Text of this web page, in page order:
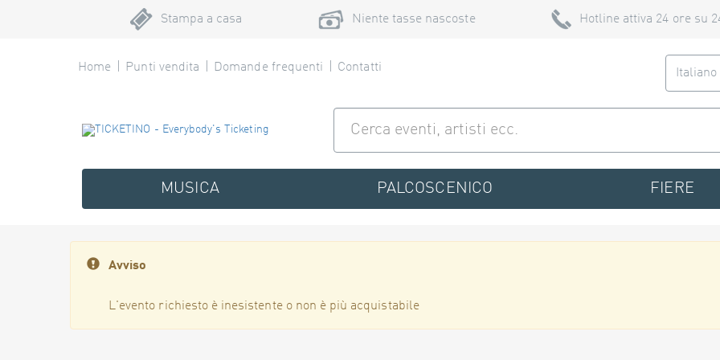
Stampa a casa Niente tasse nascoste Hotline attiva 24 ore su
Home Punti vendita Domande frequenti Contatti Italiano
MUSICA PALCOSCENICO FIERE
Avviso
L'evento richiesto è inesistente o non è più acquistabile